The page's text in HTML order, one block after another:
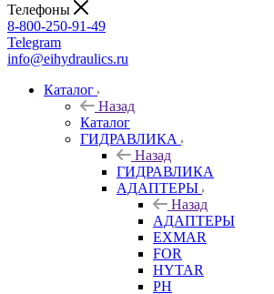
Телефоны
8-800-250-91-49
Telegram
info@eihydraulics.ru
Каталог
Назад
Каталог
ГИДРАВЛИКА
Назад
ГИДРАВЛИКА
АДАПТЕРЫ
Назад
АДАПТЕРЫ
EXMAR
FOR
HYTAR
PH